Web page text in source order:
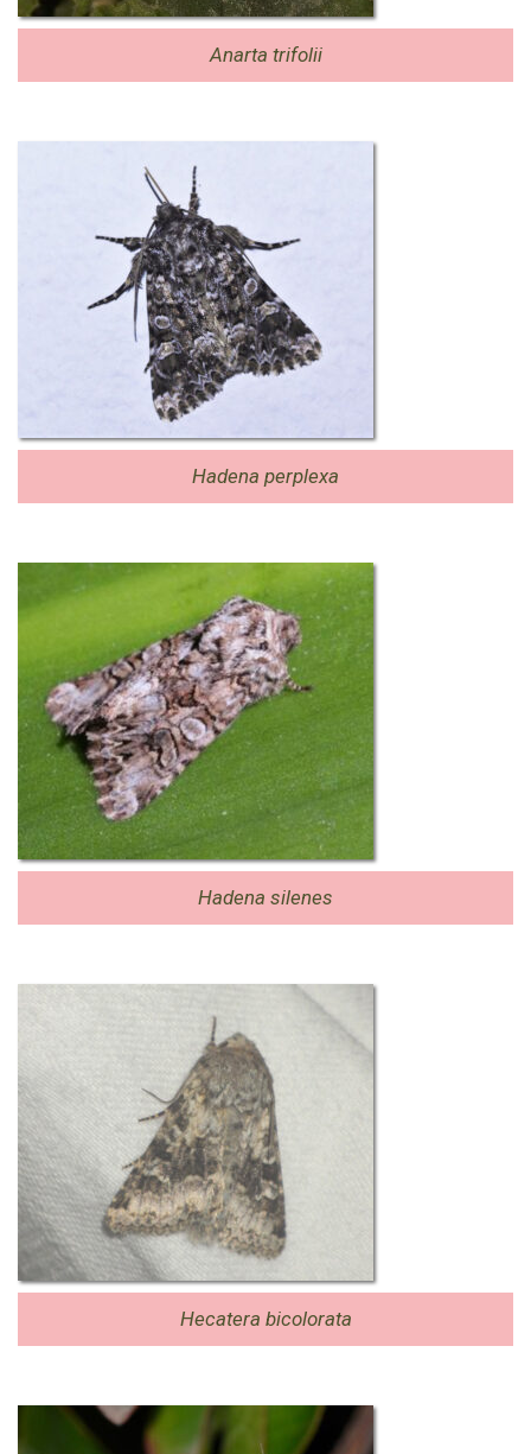
Anarta trifolii
Hadena perplexa
Hadena silenes
Hecatera bicolorata